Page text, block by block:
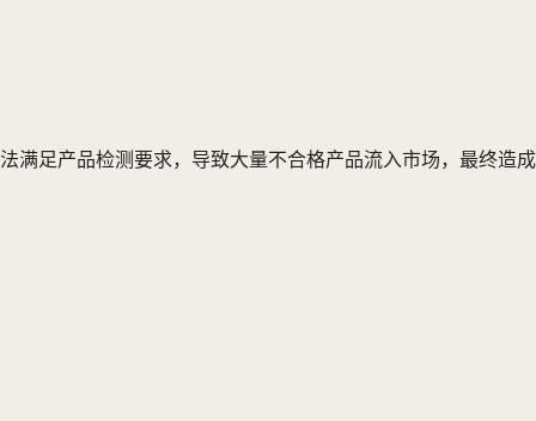
满足产品检测要求，导致大量不合格产品流入市场，最终造成